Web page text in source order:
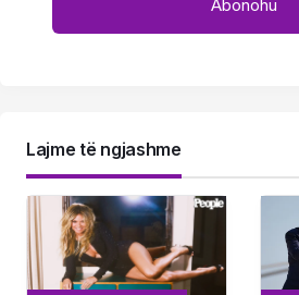
Lajme të ngjashme